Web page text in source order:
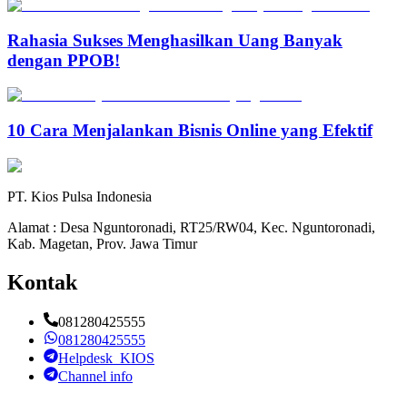
Rahasia Sukses Menghasilkan Uang Banyak
dengan PPOB!
10 Cara Menjalankan Bisnis Online yang Efektif
PT. Kios Pulsa Indonesia
Alamat : Desa Nguntoronadi, RT25/RW04, Kec. Nguntoronadi,
Kab. Magetan, Prov. Jawa Timur
Kontak
081280425555
081280425555
Helpdesk_KIOS
Channel info